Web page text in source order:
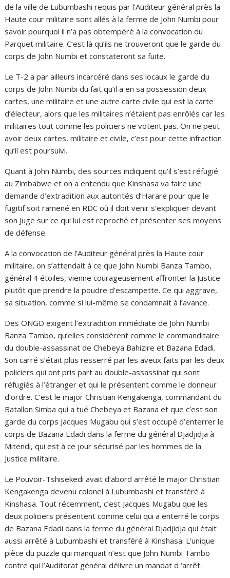
de la ville de Lubumbashi requis par l’Auditeur général près la
Haute cour militaire sont allés à la ferme de John Numbi pour
savoir pourquoi il n’a pas obtempéré à la convocation du
Parquet militaire. C’est là qu’ils ne trouveront que le garde du
corps de John Numbi et constateront sa fuite.
Le T-2 a par ailleurs incarcéré dans ses locaux le garde du
corps de John Numbi du fait qu’il a en sa possession deux
cartes, une militaire et une autre carte civile qui est la carte
d’électeur, alors que les militaires n’étaient pas enrôlés car les
militaires tout comme les policiers ne votent pas. On ne peut
avoir deux cartes, militaire et civile, c’est pour cette infraction
qu’il est poursuivi.
Quant à John Numbi, des sources indiquent qu’il s’est réfugié
au Zimbabwe et on a entendu que Kinshasa va faire une
demande d’extradition aux autorités d’Harare pour que le
fugitif soit ramené en RDC où il doit venir s’expliquer devant
son Juge sur ce qui lui est reproché et présenter ses moyens
de défense.
A la convocation de l’Auditeur général près la Haute cour
militaire, on s’attendait à ce que John Numbi Banza Tambo,
général 4 étoiles, vienne courageusement affronter la Justice
plutôt que prendre la poudre d’escampette. Ce qui aggrave,
sa situation, comme si lui-même se condamnait à l’avance.
Des ONGD exigent l’extradition immédiate de John Numbi
Banza Tambo, qu’elles considèrent comme le commanditaire
du double-assassinat de Chebeya Bahizire et Bazana Edadi.
Son carré s’était plus resserré par les aveux faits par les deux
policiers qui ont pris part au double-assassinat qui sont
réfugiés à l’étranger et qui le présentent comme le donneur
d’ordre. C’est le major Christian Kengakenga, commandant du
Batallon Simba qui a tué Chebeya et Bazana et que c’est son
garde du corps Jacques Mugabu qui s’est occupé d’enterrer le
corps de Bazana Edadi dans la ferme du général Djadjidja à
Mitendi, qui est à ce jour sécurisé par les hommes de la
Justice militaire.
Le Pouvoir-Tshisekedi avait d’abord arrêté le major Christian
Kengakenga devenu colonel à Lubumbashi et transféré à
Kinshasa. Tout récemment, c’est Jacques Mugabu que les
deux policiers présentent comme celui qui a enterré le corps
de Bazana Edadi dans la ferme du général Djadjidja qui était
aussi arrêté à Lubumbashi et transféré à Kinshasa. L’unique
pièce du puzzle qui manquait n’est que John Numbi Tambo
contre qui l’Auditorat général délivre un mandat d ‘arrêt.